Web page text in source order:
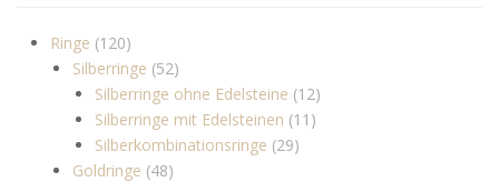
Ringe (120)
Silberringe (52)
Silberringe ohne Edelsteine (12)
Silberringe mit Edelsteinen (11)
Silberkombinationsringe (29)
Goldringe (48)